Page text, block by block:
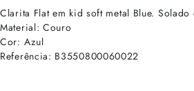
Clarita Flat em kid soft metal Blue.
Material: Couro
Cor: Azul
Referência: B3550800060022